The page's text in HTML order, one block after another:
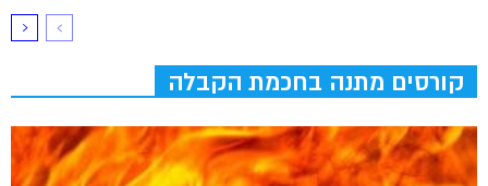
קורסים מתנה בחכמת הקבלה